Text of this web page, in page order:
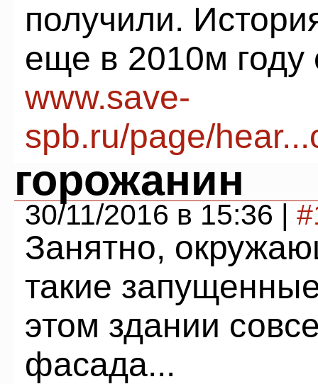
получили.
еще в 2010м
www.save-
spb.ru/page/
горожанин
30/11/2016 в 15:36 |
Занятно,
такие
этом здании
фасада...